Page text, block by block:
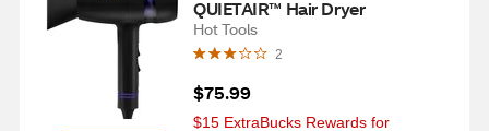
QUIETAIR™ Hair Dryer
Hot Tools
2
$75.99
$15 ExtraBucks Rewards for